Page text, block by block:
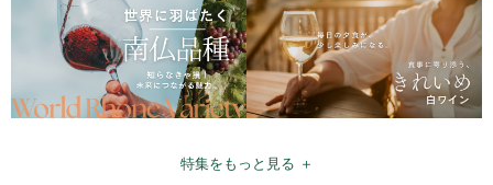
特集をもっと見る ＋